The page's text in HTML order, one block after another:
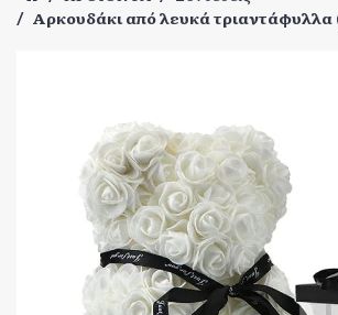
/ Αρκουδάκι από λευκά